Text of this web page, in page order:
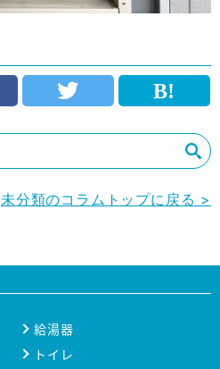
未分類のコラムトップに戻る >
給湯器
トイレ